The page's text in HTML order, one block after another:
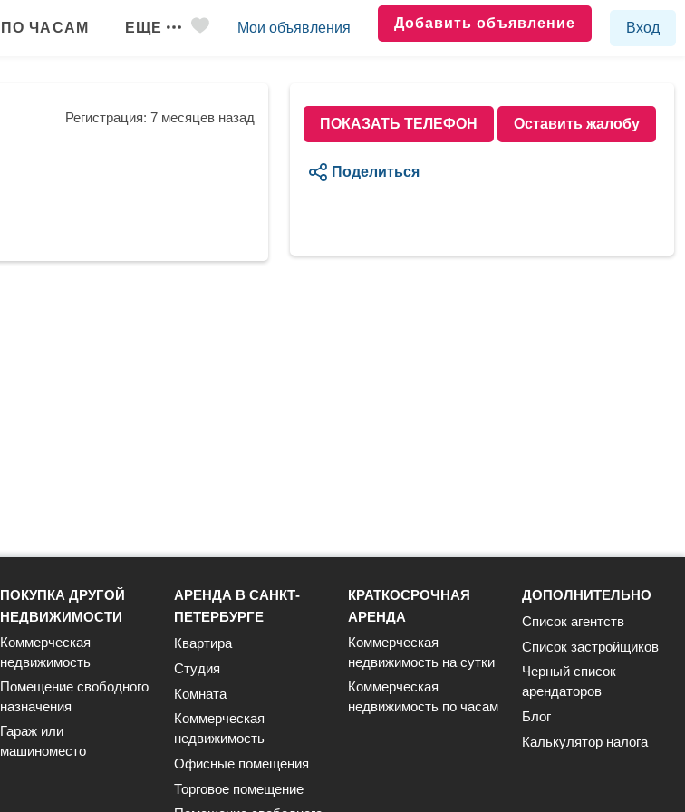
ПО ЧАСАМ ЕЩЕ Мои объявления Добавить объявление Вход
Регистрация: 7 месяцев назад ПОКАЗАТЬ ТЕЛЕФОН Оставить жалобу
Поделиться
ПОКУПКА ДРУГОЙ
НЕДВИЖИМОСТИ
Коммерческая
недвижимость
Помещение свободного
назначения
Гараж или
машиноместо
АРЕНДА В САНКТ-
ПЕТЕРБУРГЕ
Квартира
Студия
Комната
Коммерческая
недвижимость
Офисные помещения
Торговое помещение
КРАТКОСРОЧНАЯ
АРЕНДА
Коммерческая
недвижимость на сутки
Коммерческая
недвижимость по часам
ДОПОЛНИТЕЛЬНО
Список агентств
Список застройщиков
Черный список
арендаторов
Блог
Калькулятор налога